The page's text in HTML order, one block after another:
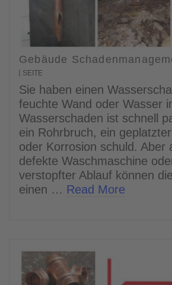
Gebäude
SEITE
Sie haben einen
feuchte Wand oder Wasser
Wasserschaden ist schnell
ein Rohrbruch, ein
oder Korrosion schuld. Aber
defekte Waschmaschine
verstopfter Ablauf können
einen … Read More